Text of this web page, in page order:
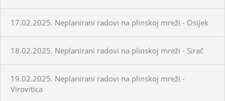
17.02.2025. Neplanirani radovi na plinskoj mreži - Osijek
18.02.2025. Neplanirani radovi na plinskoj mreži - Sirač
19.02.2025. Neplanirani radovi na plinskoj mreži -
Virovitica